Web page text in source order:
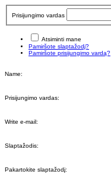
Prisijungimo vardas
Atsiminti mane
Pamiršote slaptažodį?
Pamiršote prisijungimo vardą?
Name:
Prisijungimo vardas:
Write e-mail:
Slaptažodis:
Pakartokite slaptažodį: